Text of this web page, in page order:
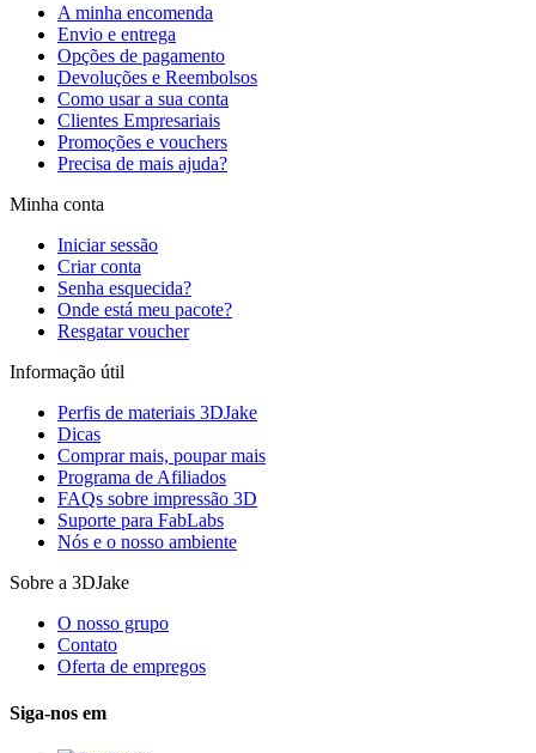
A minha encomenda
Envio e entrega
Opções de pagamento
Devoluções e Reembolsos
Como usar a sua conta
Clientes Empresariais
Promoções e vouchers
Precisa de mais ajuda?
Minha conta
Iniciar sessão
Criar conta
Senha esquecida?
Onde está meu pacote?
Resgatar voucher
Informação útil
Perfis de materiais 3DJake
Dicas
Comprar mais, poupar mais
Programa de Afiliados
FAQs sobre impressão 3D
Suporte para FabLabs
Nós e o nosso ambiente
Sobre a 3DJake
O nosso grupo
Contato
Oferta de empregos
Siga-nos em